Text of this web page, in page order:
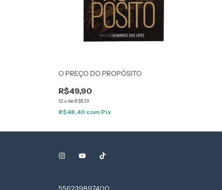
O PREÇO DO PROPÓSITO
R$49,90
12x de R$5,13
R$48,40 com Pix